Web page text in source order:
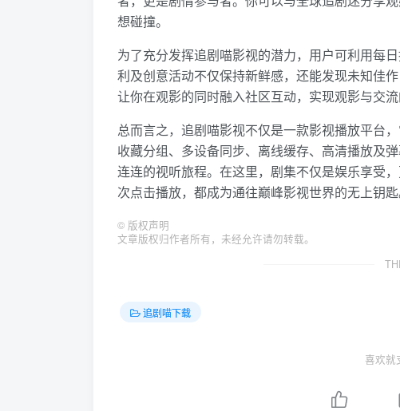
想碰撞。
为了充分发挥追剧喵影视的潜力，用户可利用每
利及创意活动不仅保持新鲜感，还能发现未知佳
让你在观影的同时融入社区互动，实现观影与交流
总而言之，追剧喵影视不仅是一款影视播放平台
收藏分组、多设备同步、离线缓存、高清播放及
连连的视听旅程。在这里，剧集不仅是娱乐享受
次点击播放，都成为通往巅峰影视世界的无上钥匙
© 版权声明
文章版权归作者所有，未经允许请勿转载。
追剧喵下载
喜欢就